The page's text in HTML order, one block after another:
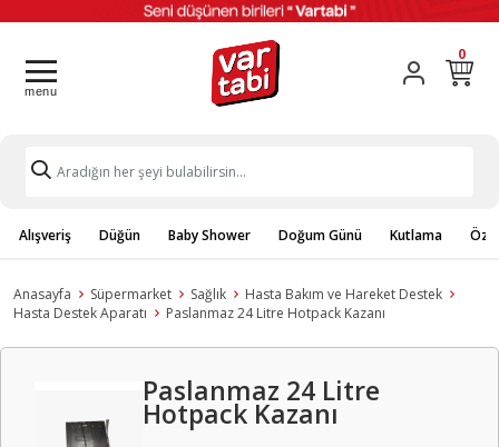
0
Alışveriş Düğün Baby Shower Doğum Günü Kutlama
Anasayfa Süpermarket Sağlık
Hasta Bakım ve Hareket Destek
Hasta Destek Aparatı
Paslanmaz 24 Litre Hotpack Kazanı
Paslanmaz 24 Litre
Hotpack Kazanı